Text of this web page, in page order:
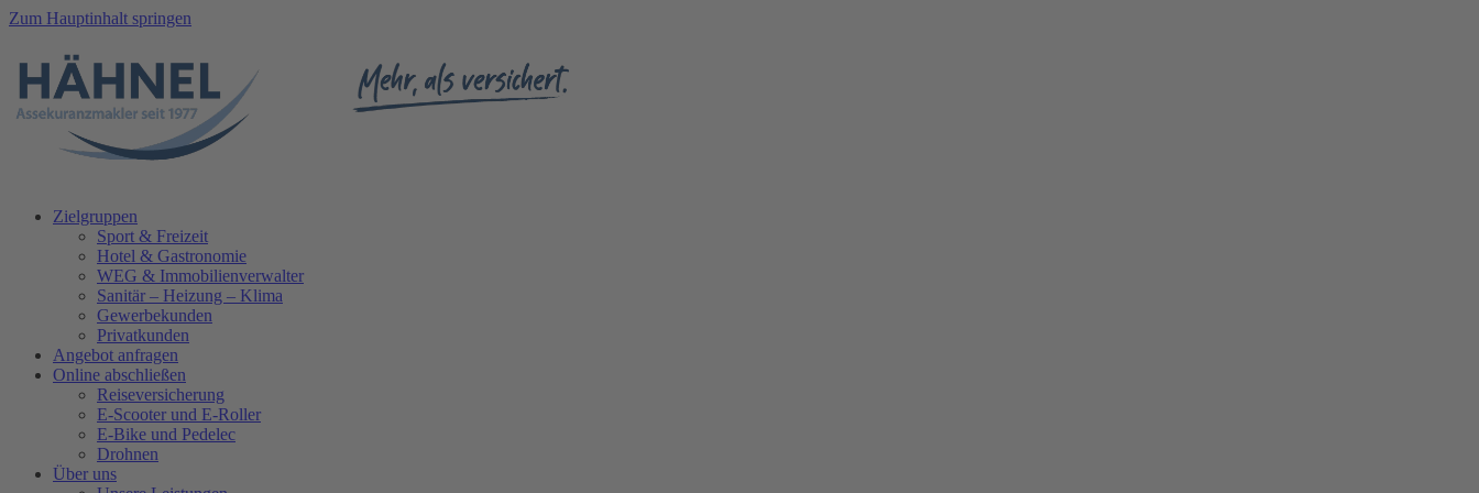
Zum Hauptinhalt springen
Zielgruppen
Sport & Freizeit
Hotel & Gastronomie
WEG & Immobilienverwalter
Sanitär – Heizung – Klima
Gewerbekunden
Privatkunden
Angebot anfragen
Online abschließen
Reiseversicherung
E-Scooter und E-Roller
E-Bike und Pedelec
Drohnen
Über uns